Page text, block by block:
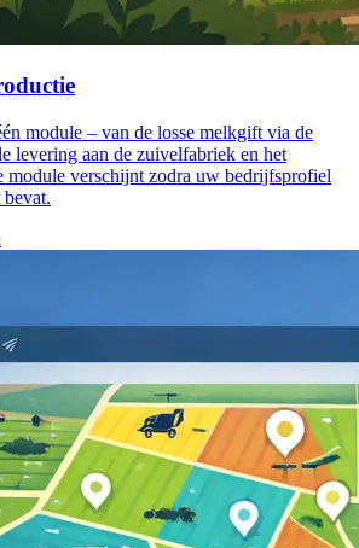
module – van de losse melkgift via de
levering aan de zuivelfabriek en het
module verschijnt zodra uw bedrijfsprofiel